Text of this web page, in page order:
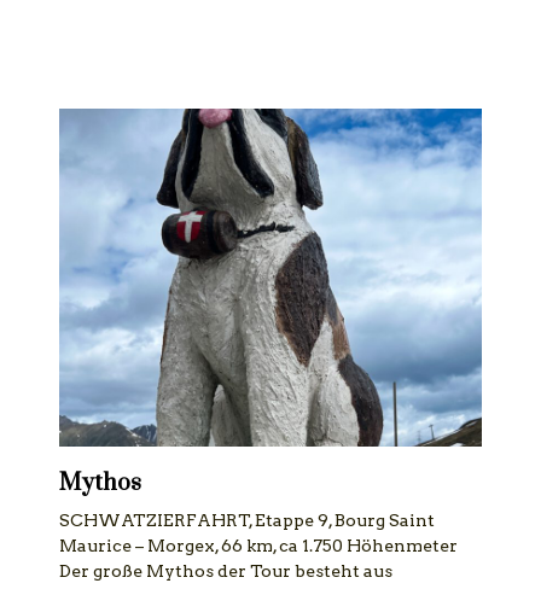
Mythos
SCHWATZIERFAHRT, Etappe 9, Bourg Saint
Maurice – Morgex, 66 km, ca 1.750 Höhenmeter
Der große Mythos der Tour besteht aus